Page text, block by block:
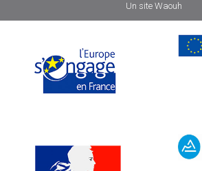
Un site Waouh